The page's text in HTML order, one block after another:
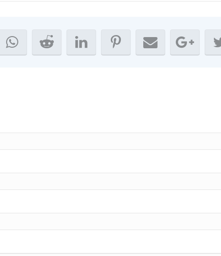
אוקטובר 2020
ספטמבר 2020
יולי 2019